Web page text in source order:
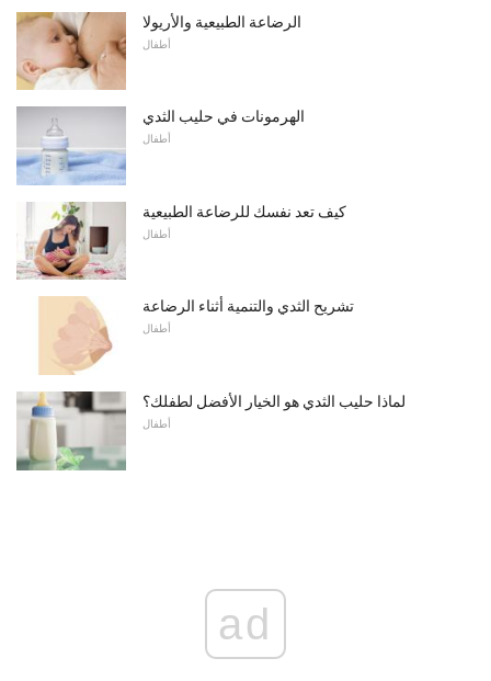
الرضاعة الطبيعية والأريولا
أطفال
الهرمونات في حليب الثدي
أطفال
كيف تعد نفسك للرضاعة الطبيعية
أطفال
تشريح الثدي والتنمية أثناء الرضاعة
أطفال
لماذا حليب الثدي هو الخيار الأفضل لطفلك؟
أطفال
ad